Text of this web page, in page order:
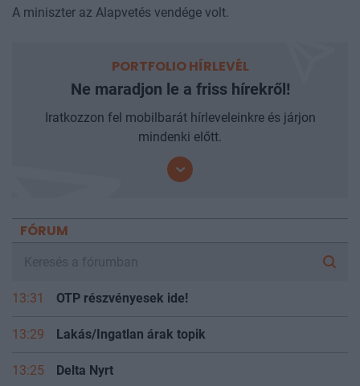
A miniszter az Alapvetés vendége volt.
PORTFOLIO HÍRLEVÉL
Ne maradjon le a friss hírekről!
Iratkozzon fel mobilbarát hírleveleinkre és járjon
mindenki előtt.
FÓRUM
13:31 OTP részvényesek ide!
13:29 Lakás/Ingatlan árak topik
13:25 Delta Nyrt